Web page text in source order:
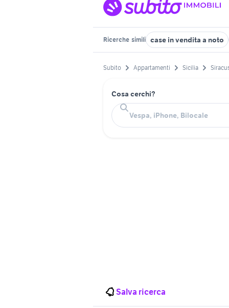
Ricerche simili case in vendita a noto
Subito Appartamenti Sicilia
Cosa cerchi?
Salva ricerca